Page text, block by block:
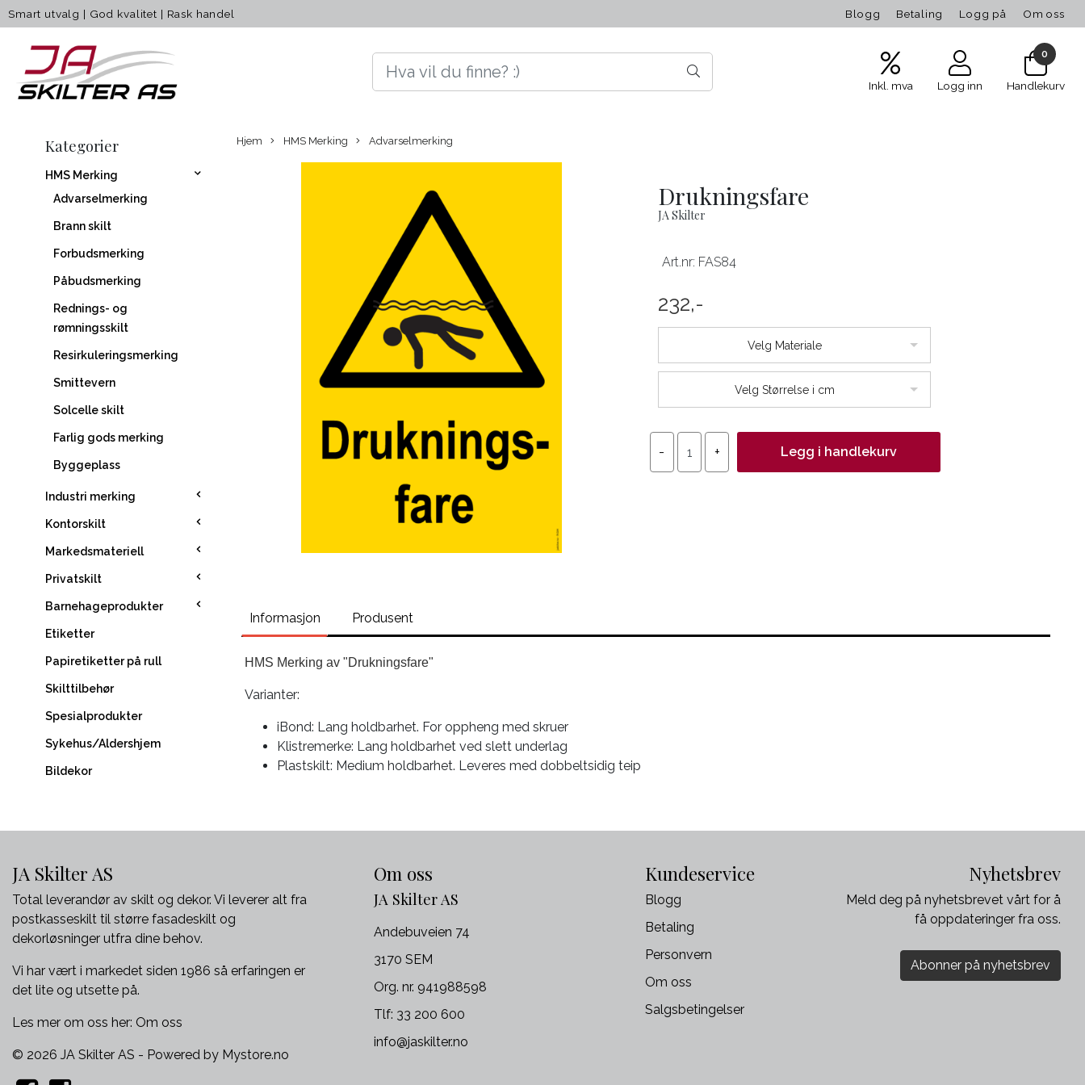
Smart utvalg | God kvalitet | Rask handel Blogg Betaling Logg på Om oss
Inkl. mva Logg inn
0
Handlekurv
Kategorier
HMS Merking
Advarselmerking
Brann skilt
Forbudsmerking
Påbudsmerking
Rednings- og
rømningsskilt
Resirkuleringsmerking
Smittevern
Solcelle skilt
Farlig gods merking
Byggeplass
Industri merking
Kontorskilt
Markedsmateriell
Privatskilt
Barnehageprodukter
Etiketter
Papiretiketter på rull
Skilttilbehør
Spesialprodukter
Sykehus/Aldershjem
Bildekor
Hjem HMS Merking Advarselmerking
Drukningsfare
JA Skilter
Art.nr: FAS84
232,-
Velg Materiale
Velg Størrelse i cm
Legg i handlekurv
Informasjon Produsent
HMS Merking av "Drukningsfare"
Varianter:
iBond: Lang holdbarhet. For oppheng med skruer
Klistremerke: Lang holdbarhet ved slett underlag
Plastskilt: Medium holdbarhet. Leveres med dobbeltsidig teip
JA Skilter AS
Total leverandør av skilt og dekor. Vi leverer alt fra
postkasseskilt til større fasadeskilt og
dekorløsninger utfra dine behov.
Vi har vært i markedet siden 1986 så erfaringen er
det lite og utsette på.
Les mer om oss her: Om oss
© 2026 JA Skilter AS - Powered by Mystore.no
Om oss
JA Skilter AS
Andebuveien 74
3170 SEM
Org. nr. 941988598
Tlf: 33 200 600
info@jaskilter.no
Kundeservice
Blogg
Betaling
Personvern
Om oss
Salgsbetingelser
Nyhetsbrev
Meld deg på nyhetsbrevet vårt for å
få oppdateringer fra oss.
Abonner på nyhetsbrev